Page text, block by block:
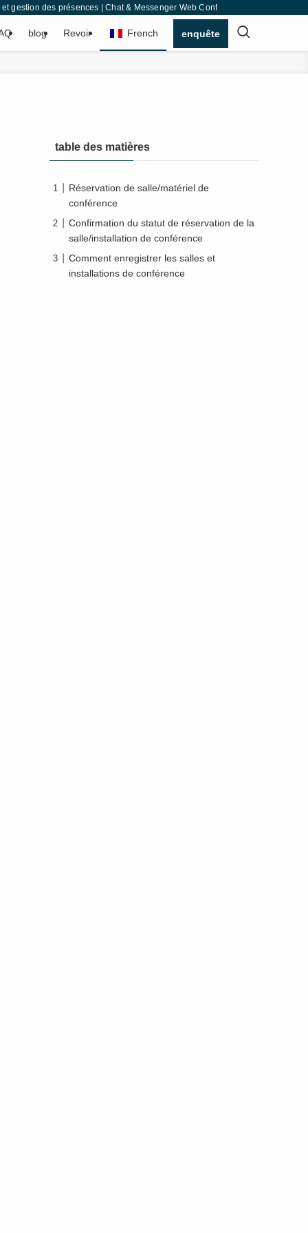
des présences | Chat & Messenger Web Conferencing
blog Revoir French enquête
table des matières
Réservation de salle/matériel de
conférence
Confirmation du statut de réservation de la
salle/installation de conférence
Comment enregistrer les salles et
installations de conférence